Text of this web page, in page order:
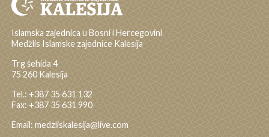
Islamska zajednica u Bosni i Hercegovini
Medžlis Islamske zajednice Kalesija
Trg šehida 4
75 260 Kalesija
Tel.: +387 35 631 132
Fax: +387 35 631 990
Email: medzliskalesija@live.com